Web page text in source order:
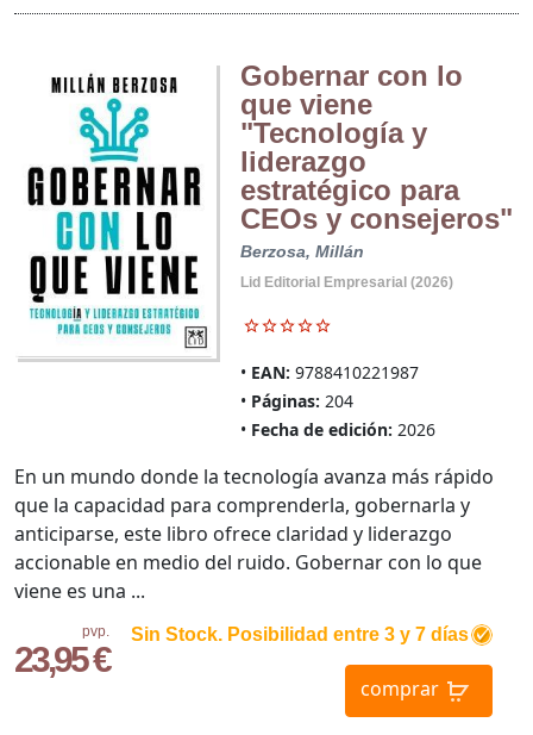
Gobernar con lo
que viene
"Tecnología y
liderazgo
estratégico para
CEOs y consejeros"
Berzosa, Millán
Lid Editorial Empresarial (2026)
EAN: 9788410221987
Páginas: 204
Fecha de edición: 2026
pvp.
23,95 €
Sin Stock. Posibilidad entre 3 y 7 días
comprar
En un mundo donde la tecnología avanza más rápido
que la capacidad para comprenderla, gobernarla y
anticiparse, este libro ofrece claridad y liderazgo
accionable en medio del ruido. Gobernar con lo que
viene es una ...